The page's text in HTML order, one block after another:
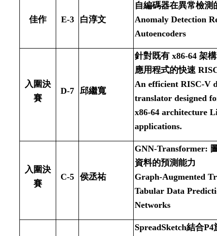
佳作 E-3 白淳文
自編碼器在異常檢測
Anomaly Detection
Autoencoders
入圍決
賽
D-7 邱繼寬
針對既有x86-64 架
應用程式的快速
An efficient RISC-V
translator designed
x86-64 architecture
applications.
入圍決
賽
C-5 侯丞祐
GNN-Transformer:
資料的預測能力
Graph-Augmented
Tabular Data
Networks
SpreadSketch結合P4